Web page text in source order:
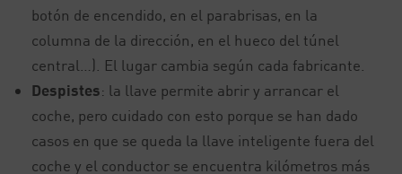
botón de encendido, en el parabrisas, en la
columna de la dirección, en el hueco del túnel
central…). El lugar cambia según cada fabricante.
Despistes: la llave permite abrir y arrancar el
coche, pero cuidado con esto porque se han dado
casos en que se queda la llave inteligente fuera del
coche y el conductor se encuentra kilómetros más